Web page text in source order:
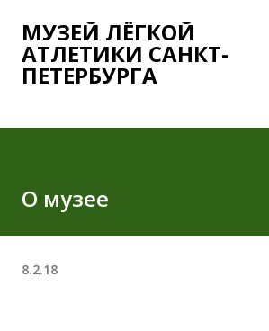
К основному контенту
МУЗЕЙ ЛЁГКОЙ
АТЛЕТИКИ САНКТ-
ПЕТЕРБУРГА
О музее
8.2.18